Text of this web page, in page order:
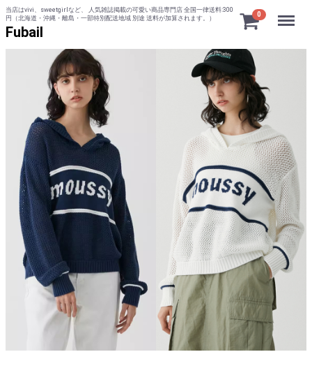
当店はvivi、sweetgirlなど、 人気雑誌掲載の可愛い商品専門店 全国一律送料:300
円（北海道・沖縄・離島・一部特別配送地域 別途 送料が加算されます。）
Fubail
0 Menu